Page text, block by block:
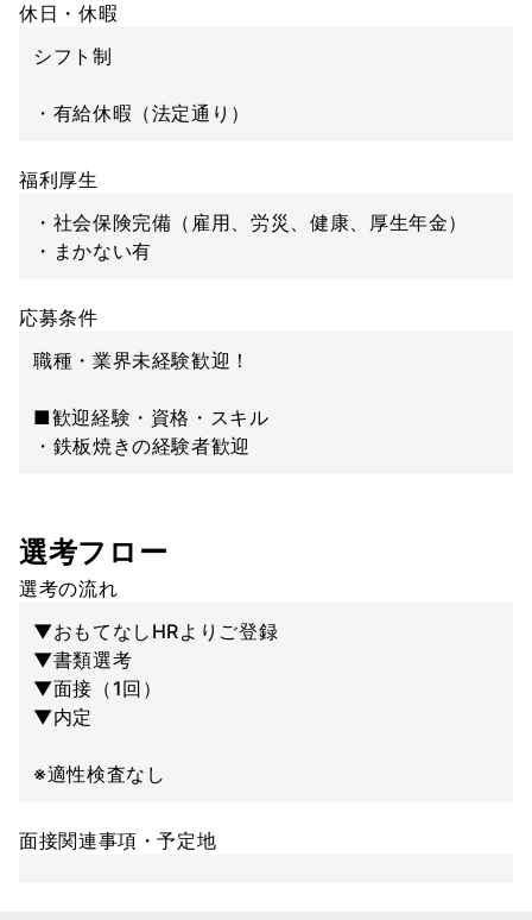
休日・休暇
シフト制
・有給休暇（法定通り）
福利厚生
・社会保険完備（雇用、労災、健康、厚生年金）
・まかない有
応募条件
職種・業界未経験歓迎！
■歓迎経験・資格・スキル
・鉄板焼きの経験者歓迎
選考フロー
選考の流れ
▼おもてなしHRよりご登録
▼書類選考
▼面接（1回）
▼内定
※適性検査なし
面接関連事項・予定地